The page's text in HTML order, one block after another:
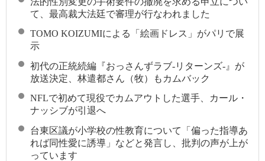
て、最高裁大法廷で審理が行なわれました
TOMO KOIZUMIによる「絵画ドレス」がパリで展
示
初代の正統続編『おっさんずラブ-リターンズ-』が
放送決定、林遣都さん（牧）もカムバック
NFLで初めて現役でカムアウトした選手、カール・
ナッシブが引退へ
台東区議が小学校の性教育について「偏った指導あ
れば同性愛に誘導」などと発言し、批判の声が上が
っています